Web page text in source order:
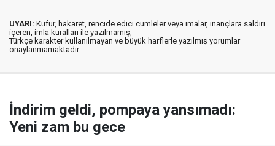
UYARI: Küfür, hakaret, rencide edici cümleler veya imalar, inançlara saldırı
içeren, imla kuralları ile yazılmamış,
Türkçe karakter kullanılmayan ve büyük harflerle yazılmış yorumlar
onaylanmamaktadır.
İndirim geldi, pompaya yansımadı:
Yeni zam bu gece